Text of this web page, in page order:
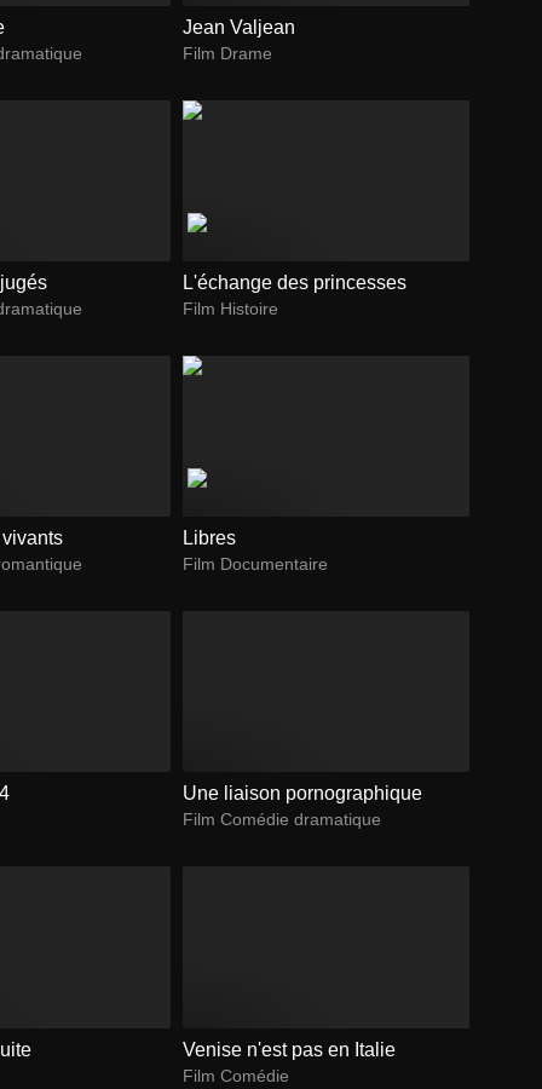
Jean Valjean
Film Drame
L'échange des princesses
Film Histoire
Libres
Film Documentaire
Une liaison pornographique
Film Comédie dramatique
Venise n'est pas en Italie
Film Comédie